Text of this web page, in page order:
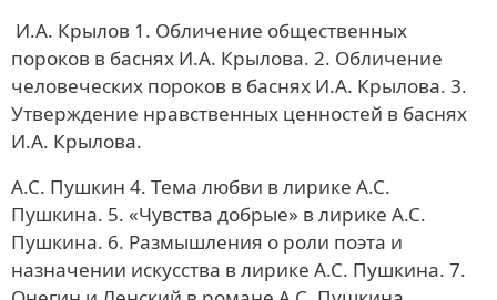
И.А. Крылов 1. Обличение общественных
пороков в баснях И.А. Крылова. 2. Обличение
человеческих пороков в баснях И.А. Крылова. 3.
Утверждение нравственных ценностей в баснях
И.А. Крылова.
А.С. Пушкин 4. Тема любви в лирике А.С.
Пушкина. 5. «Чувства добрые» в лирике А.С.
Пушкина. 6. Размышления о роли поэта и
назначении искусства в лирике А.С. Пушкина. 7.